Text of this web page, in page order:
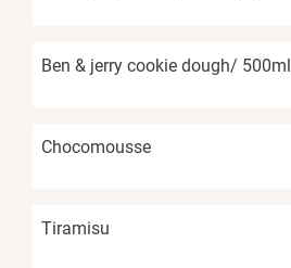
Ben & jerry cookie dough/ 500ml
Chocomousse
Tiramisu